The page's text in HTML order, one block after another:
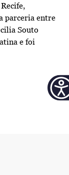
parceria entre
Souto
e foi